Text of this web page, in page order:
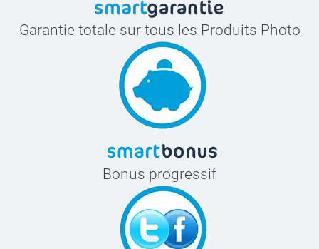
Garantie totale sur tous les Produits Photo
Bonus progressif